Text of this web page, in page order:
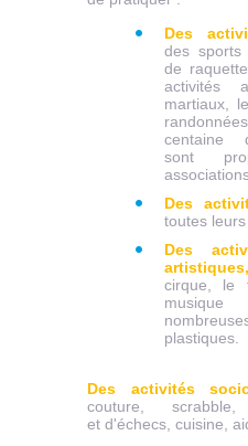
Des
des sports
de
activités
martiaux,
centaine
sont
Des
toutes
Des
artistiques,
cirque, le
plastiques.
Des activités
couture,
et d'échecs, cuisine,